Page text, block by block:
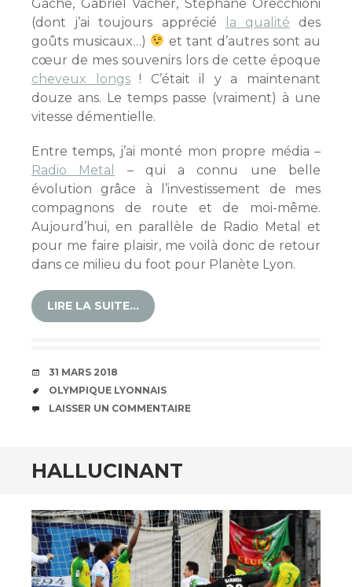
Gache, Gabriel Vacher, Stéphane Orecchioni
(dont j’ai toujours apprécié
la qualité des
goûts musicaux…)
et tant d’autres sont au
cœur de mes souvenirs lors de cette époque
cheveux longs! C’était il y a maintenant
douze ans. Le temps passe (vraiment) à une
vitesse démentielle.
Entre temps, j’ai monté mon propre média –
Radio Metal
– qui a connu une belle
évolution grâce à l’investissement de mes
compagnons de route et de moi-même.
Aujourd’hui, en parallèle de Radio Metal et
pour me faire plaisir, me voilà donc de retour
dans ce milieu du foot pour Planète Lyon.
LIRE LA SUITE…
DATE
31 MARS 2018
ÉTIQUETTES
OLYMPIQUE LYONNAIS
COMMENTAIRES
LAISSER UN COMMENTAIRE
HALLUCINANT